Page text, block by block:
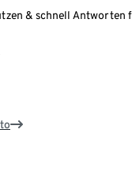
& schnell Antworten